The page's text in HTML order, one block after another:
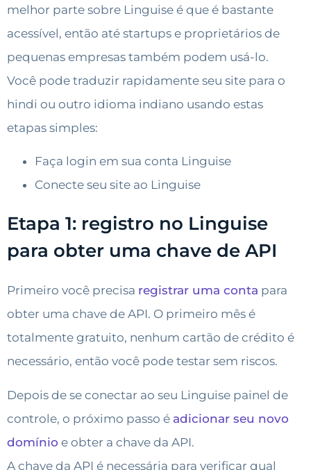
melhor parte sobre Linguise é que é bastante
acessível, então até startups e proprietários de
pequenas empresas também podem usá-lo.
Você pode traduzir rapidamente seu site para o
hindi ou outro idioma indiano usando estas
etapas simples:
Faça login em sua conta Linguise
Conecte seu site ao Linguise
Etapa 1: registro no Linguise
para obter uma chave de API​
Primeiro você precisa registrar uma conta para
obter uma chave de API. O primeiro mês é
totalmente gratuito, nenhum cartão de crédito é
necessário, então você pode testar sem riscos.
Depois de se conectar ao seu Linguise painel de
controle, o próximo passo é adicionar seu novo
domínio e obter a chave da API.
A chave da API é necessária para verificar qual